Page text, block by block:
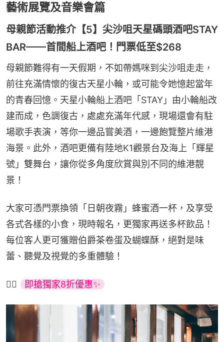
藝術展覽及音樂會篇
母親節活動推介【5】尖沙咀天星碼頭酒吧STAY
BAR——首間船上酒吧！門票低至$268
母親節難得有一天假期，不如帶媽咪到尖沙咀走走，
前往充滿情懷的復古天星小輪，或可能令她憶起當年
的青春回憶。天星小輪船上酒吧「STAY」由小輪船改
建而成，色調復古，處處充滿年代感，現場還會有駐
場歌手表演，等你一邊品嘗美酒，一邊飽覽整片維港
海景。此外，酒吧更備有陸地K1觀景台及海上「輝星
號」雙舞台，讓你從多角度欣賞與別不同的維港靚
景！
大家可憑門票換領「日朝夜霧」蜂蜜酒一杯，及享受
各式各樣的小食，現時報名，更獨家再送多杯飲品！
每位客人更可獲贈伯爵茶卷蛋及蝴蝶酥，絕對是味
蕾、聽覺及視覺的多重體驗！
👉🏻 即搶獨家8折優惠✨